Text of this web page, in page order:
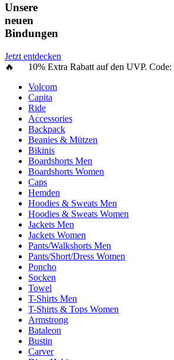
Unsere
neuen
Bindungen
Jetzt entdecken
🔥 10% Extra Rabatt auf den UVP. Code:
Volcom
Capita
Ride
Accessories
Backpack
Beanies & Mützen
Bikinis
Boardshorts Men
Boardshorts Women
Caps
Hemden
Hoodies & Sweats Men
Hoodies & Sweats Women
Jackets Men
Jackets Women
Pants/Walkshorts Men
Pants/Short/Dress Women
Poncho
Socken
Towel
T-Shirts Men
T-Shirts & Tops Women
Armstrong
Bataleon
Bustin
Carver